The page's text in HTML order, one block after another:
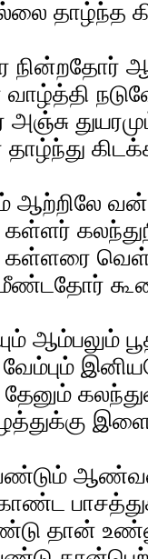
தாழ்ந்த
நின்றதோர்
அஞ்சு
ஆற்றிலே
கள்ளர்
கள்ளரை
மீண்டதோர்
ஆம்பலும்
வேம்பும்
தேனும்
தான்